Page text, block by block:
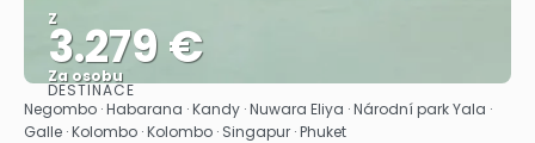
Z
3.279 €
Za osobu
Zobrazit
DESTINACE
Negombo · Habarana · Kandy · Nuwara Eliya · Národní park Yala ·
Galle · Kolombo · Kolombo · Singapur · Phuket